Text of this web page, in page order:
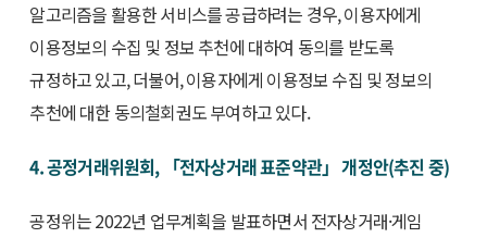
알고리즘을 활용한 서비스를 공급하려는 경우, 이용자에게
이용정보의 수집 및 정보 추천에 대하여 동의를 받도록
규정하고 있고, 더불어, 이용자에게 이용정보 수집 및 정보의
추천에 대한 동의철회권도 부여하고 있다.
4. 공정거래위원회, 「전자상거래 표준약관」 개정안(추진 중)
공정위는 2022년 업무계획을 발표하면서 전자상거래·게임